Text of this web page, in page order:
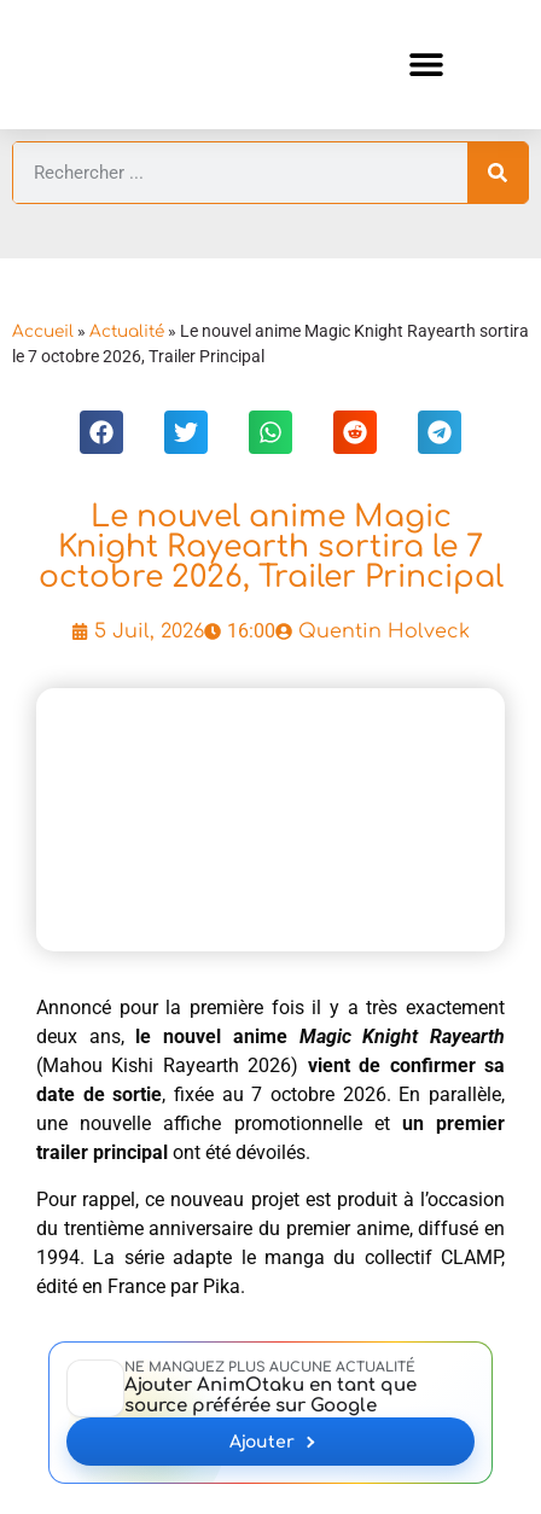
Accueil » Actualité » Le nouvel anime Magic Knight Rayearth sortira
le 7 octobre 2026, Trailer Principal
Le nouvel anime Magic
Knight Rayearth sortira le 7
octobre 2026, Trailer Principal
5 Juil, 2026 16:00 Quentin Holveck
Annoncé pour la première fois il y a très exactement
deux ans,
le nouvel anime Magic Knight Rayearth
(Mahou Kishi Rayearth 2026) vient de confirmer sa
date de sortie, fixée au 7 octobre 2026. En parallèle,
une nouvelle affiche promotionnelle et un premier
trailer principal ont été dévoilés.
Pour rappel, ce nouveau projet est produit à l’occasion
du trentième anniversaire du premier anime, diffusé en
1994. La série adapte le manga du collectif CLAMP,
édité en France par Pika.
NE MANQUEZ PLUS AUCUNE ACTUALITÉ
Ajouter AnimOtaku en tant que
source préférée sur Google
Ajouter